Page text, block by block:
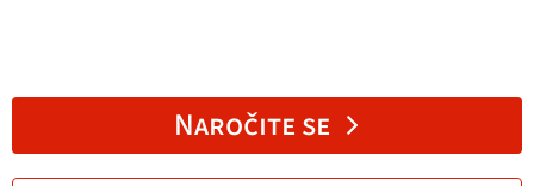
Naročite se